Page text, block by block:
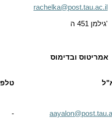
rachelka@post.tau.ac.il
'גילמן 451 ה
אמריטוס ובדימוס
-